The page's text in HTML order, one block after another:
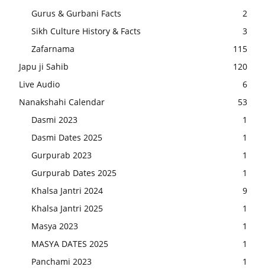
Gurus & Gurbani Facts
2
Sikh Culture History & Facts
3
Zafarnama
115
Japu ji Sahib
120
Live Audio
6
Nanakshahi Calendar
53
Dasmi 2023
1
Dasmi Dates 2025
1
Gurpurab 2023
1
Gurpurab Dates 2025
1
Khalsa Jantri 2024
9
Khalsa Jantri 2025
1
Masya 2023
1
MASYA DATES 2025
1
Panchami 2023
1